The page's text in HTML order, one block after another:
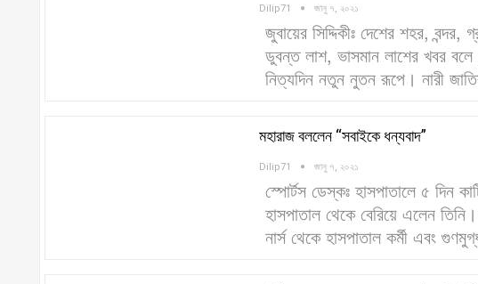
Dilip71 জানু ৭, ২০২১
জুবায়ের সিদ্দিকীঃ দেশের শহর,
ডুবন্ত লাশ, ভাসমান লাশের খবর বলে
নিত্যদিন নতুন নুতন রূপে। নারী
মহারাজ বললেন “সবাইকে ধন্যবাদ”
Dilip71 জানু ৭, ২০২১
স্পোর্টস ডেস্কঃ হাসপাতালে ৫ দিন
হাসপাতাল থেকে বেরিয়ে এলেন
নার্স থেকে হাসপাতাল কর্মী এবং